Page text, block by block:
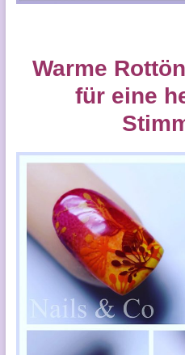
Warme
für eine